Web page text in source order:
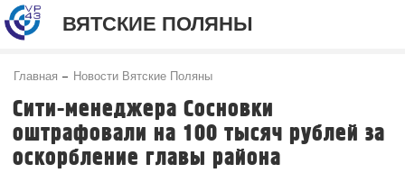
ВЯТСКИЕ ПОЛЯНЫ
Главная Новости Вятские Поляны
Сити-менеджера Сосновки
оштрафовали на 100 тысяч рублей за
оскорбление главы района